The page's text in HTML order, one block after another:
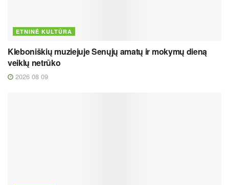
ETNINĖ KULTŪRA
Kleboniškių muziejuje Senųjų amatų ir mokymų dieną
veiklų netrūko
2026 08 09